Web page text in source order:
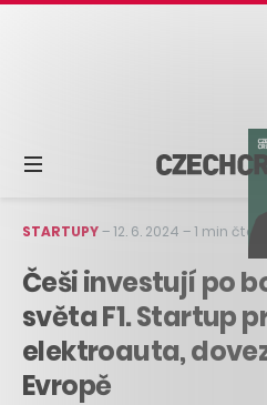
STARTUPY–12. 6. 2024 –1 min čtení
Češi investují po
světa F1. Startup
elektroauta,
Evropě